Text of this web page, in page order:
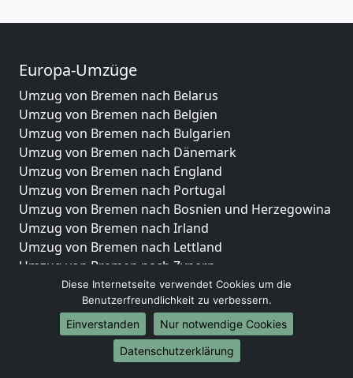
Europa-Umzüge
Umzug von Bremen nach Belarus
Umzug von Bremen nach Belgien
Umzug von Bremen nach Bulgarien
Umzug von Bremen nach Dänemark
Umzug von Bremen nach England
Umzug von Bremen nach Portugal
Umzug von Bremen nach Bosnien und Herzegowina
Umzug von Bremen nach Irland
Umzug von Bremen nach Lettland
Umzug von Bremen nach Zypern
Umzug von Bremen nach Kroatien
Umzug von Bremen nach Estland
Umzug von Bremen nach Finnland
Umzug von Bremen nach Frankreich
Umzug von Bremen nach Griechenland
Diese Internetseite verwendet Cookies um die
Benutzerfreundlichkeit zu verbessern.
Einverstanden
Nur notwendige Cookies
Datenschutzerklärung